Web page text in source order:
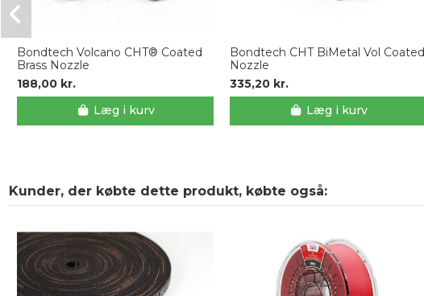
Bondtech Volcano CHT® Coated
Brass Nozzle
188,00 kr.
Læg i kurv
Bondtech CHT BiMetal Vol Coated
Nozzle
335,20 kr.
Læg i kurv
Kunder, der købte dette produkt, købte også: